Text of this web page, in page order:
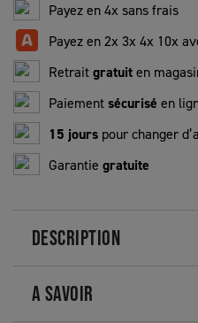
Payez en 4x sans frais
Payez en 2x 3x 4x 10x
Retraitgratuiten
Paiementsécurisé en
15 jours pour changer
Garantie gratuite
DESCRIPTION
A SAVOIR